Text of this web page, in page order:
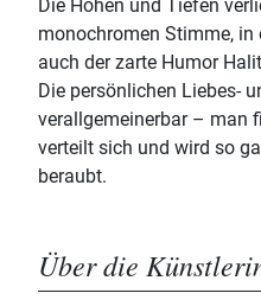
Die Höhen und Tiefen
monochromen Stimme, in
auch der zarte Humor
Die persönlichen Liebes-
verallgemeinerbar – man
verteilt sich und wird so
beraubt.
Über die